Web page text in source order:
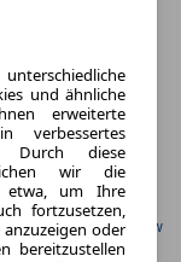
Gefunden auf Carwow
und ähnliche
erweiterte
verbessertes
Durch diese
wir die
etwa, um Ihre
fortzusetzen,
oder
bereitzustellen